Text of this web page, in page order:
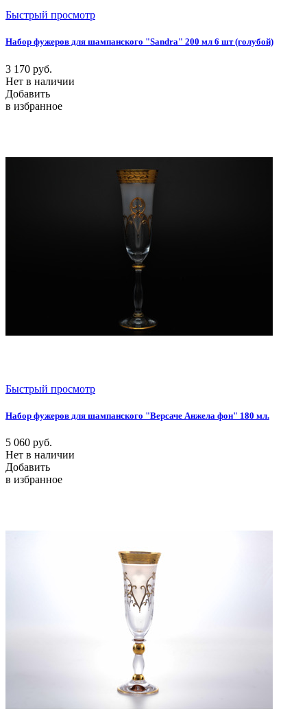
Быстрый просмотр
Набор фужеров для шампанского "Sandra" 200 мл 6 шт (голубой)
3 170 руб.
Нет в наличии
Добавить
в избранное
Быстрый просмотр
Набор фужеров для шампанского "Версаче Анжела фон" 180 мл.
5 060 руб.
Нет в наличии
Добавить
в избранное